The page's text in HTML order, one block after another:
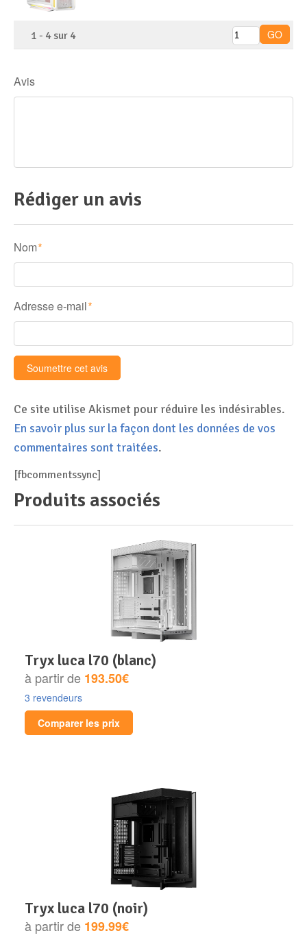
1 - 4 sur 4
Avis
Rédiger un avis
Nom *
Adresse e-mail *
Ce site utilise Akismet pour réduire les indésirables.
En savoir plus sur la façon dont les données de vos
commentaires sont traitées.
[fbcommentssync]
Produits associés
tryx luca l70 (blanc)
à partir de 193.50€
3 revendeurs
Comparer les prix
tryx luca l70 (noir)
à partir de 199.99€